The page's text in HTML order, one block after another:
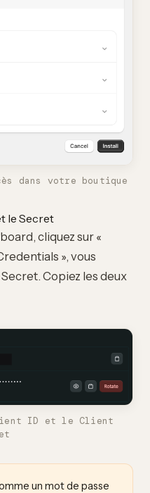
dans votre boutique
le Secret
cliquez sur «
», vous
Copiez les deux
ID et le Client
un mot de passe